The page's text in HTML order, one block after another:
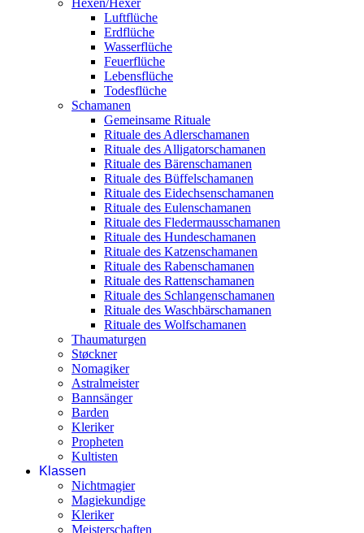
Hexen/Hexer
Luftflüche
Erdflüche
Wasserflüche
Feuerflüche
Lebensflüche
Todesflüche
Schamanen
Gemeinsame Rituale
Rituale des Adlerschamanen
Rituale des Alligatorschamanen
Rituale des Bärenschamanen
Rituale des Büffelschamanen
Rituale des Eidechsenschamanen
Rituale des Eulenschamanen
Rituale des Fledermausschamanen
Rituale des Hundeschamanen
Rituale des Katzenschamanen
Rituale des Rabenschamanen
Rituale des Rattenschamanen
Rituale des Schlangenschamanen
Rituale des Waschbärschamanen
Rituale des Wolfschamanen
Thaumaturgen
Støckner
Nomagiker
Astralmeister
Bannsänger
Barden
Kleriker
Propheten
Kultisten
Klassen
Nichtmagier
Magiekundige
Kleriker
Meisterschaften